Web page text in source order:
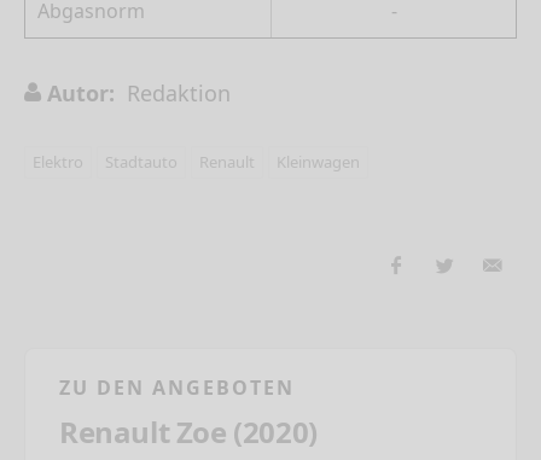
Abgasnorm -
Autor: Redaktion
Elektro Stadtauto Renault Kleinwagen
ZU DEN ANGEBOTEN
Renault Zoe (2020)